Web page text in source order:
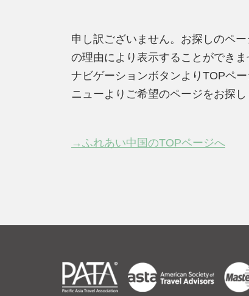
申し訳ございません。お探しのペ
の理由により表示することができま
ナビゲーションボタンよりTOPペ
ニューよりご希望のページをお探し
→ふれあい中国のTOPページへ